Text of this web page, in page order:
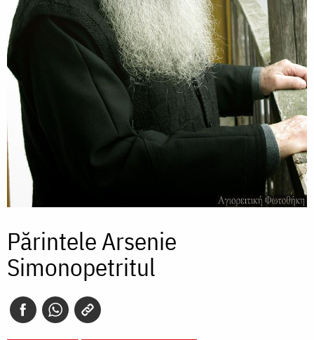
Părintele Arsenie
Simonopetritul